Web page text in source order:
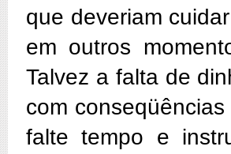
que deveriam
em outros
Talvez a falta de
com
falte tempo e